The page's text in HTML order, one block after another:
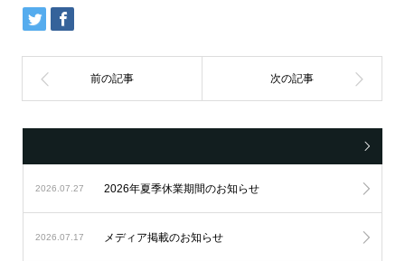
2026.07.27 2026年夏季休業期間のお知らせ
2026.07.17 メディア掲載のお知らせ